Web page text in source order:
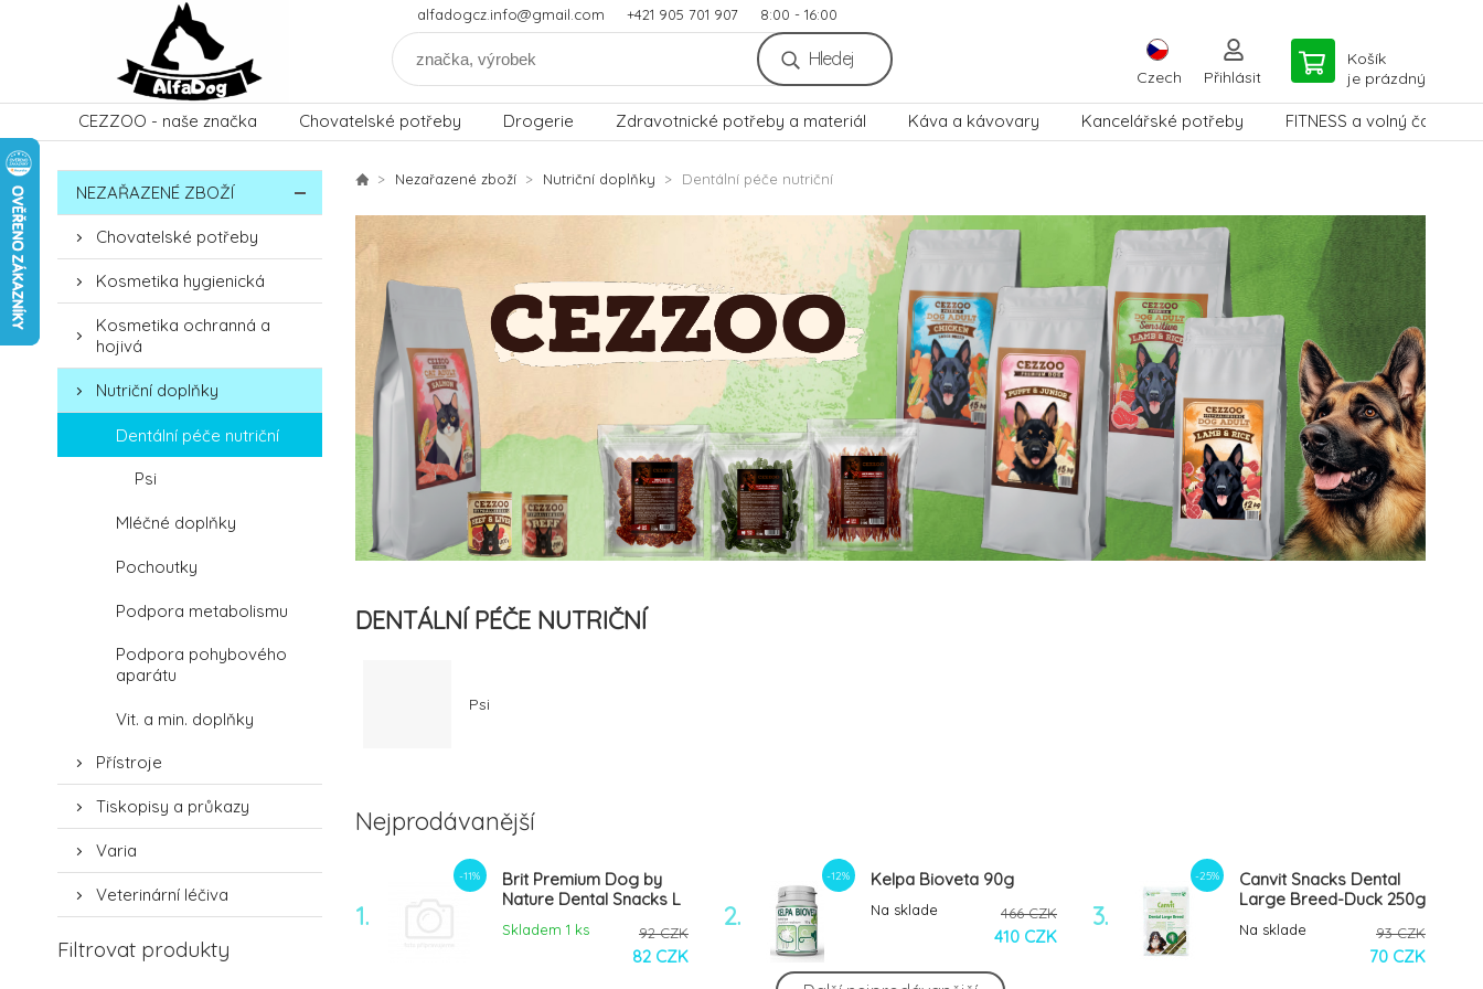
alfadogcz.info@gmail.com +421 905 701 907 8:00 - 16:00
Hledej
Czech Přihlásit
Košík
je prázdný
CEZZOO - naše značka Chovatelské potřeby Drogerie Zdravotnické potřeby a materiál Káva a kávovary Kancelářské potřeby FITNESS a volný čas
NEZAŘAZENÉ ZBOŽÍ
Chovatelské potřeby
Kosmetika hygienická
Kosmetika ochranná a
hojivá
Nutriční doplňky
Dentální péče nutriční
Psi
Mléčné doplňky
Pochoutky
Podpora metabolismu
Podpora pohybového
aparátu
Vit. a min. doplňky
Přístroje
Tiskopisy a průkazy
Varia
Veterinární léčiva
Filtrovat produkty
Nezařazené zboží Nutriční doplňky Dentální péče nutriční
DENTÁLNÍ PÉČE NUTRIČNÍ
Psi
Nejprodávanější
1.
-11%
Brit Premium Dog by
Nature Dental Snacks L
250g
Skladem 1 ks 92 CZK
82 CZK
2.
-12% Kelpa Bioveta 90g
Na sklade 466 CZK
410 CZK
3.
-25%
Canvit Snacks Dental
Large Breed-Duck 250g
Na sklade 93 CZK
70 CZK